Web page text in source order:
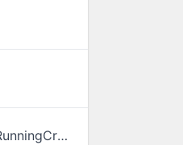
https://m.facebook.com/LyonRunningCrew/